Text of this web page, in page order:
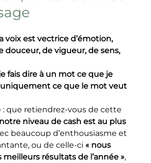
voix est vectrice d’émotion,
douceur, de vigueur, de sens,
fais dire à un mot ce que je
uniquement ce que le mot veut
: que retiendrez-vous de cette
niveau de cash est au plus
beaucoup d’enthousiasme et
ou de celle-ci « nous
meilleurs résultats de l’année »,